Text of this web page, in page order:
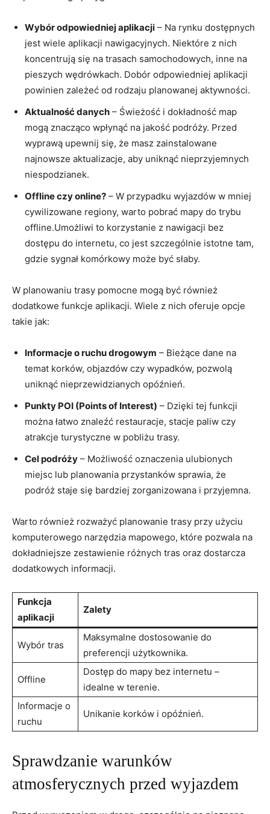
Wybór odpowiedniej aplikacji – Na rynku dostępnych
jest wiele aplikacji nawigacyjnych. Niektóre z nich
koncentrują się na trasach samochodowych, inne na
pieszych wędrówkach. Dobór odpowiedniej aplikacji
powinien zależeć od rodzaju planowanej aktywności.
Aktualność danych – Świeżość i dokładność map
mogą znacząco wpłynąć na jakość podróży. Przed
wyprawą upewnij się, że masz zainstalowane
najnowsze aktualizacje, aby uniknąć nieprzyjemnych
niespodzianek.
Offline czy online? – W przypadku wyjazdów w mniej
cywilizowane regiony, warto pobrać mapy do trybu
offline.Umożliwi to korzystanie z nawigacji bez
dostępu do internetu, co jest szczególnie istotne tam,
gdzie sygnał komórkowy może być słaby.
W planowaniu trasy pomocne mogą być również
dodatkowe funkcje aplikacji. Wiele z nich oferuje opcje
takie jak:
Informacje o ruchu drogowym – Bieżące dane na
temat korków, objazdów czy wypadków, pozwolą
uniknąć nieprzewidzianych opóźnień.
Punkty POI (Points of Interest) – Dzięki tej funkcji
można łatwo znaleźć restauracje, stacje paliw czy
atrakcje turystyczne w pobliżu trasy.
Cel podróży – Możliwość oznaczenia ulubionych
miejsc lub planowania przystanków sprawia, że
podróż staje się bardziej zorganizowana i przyjemna.
Warto również rozważyć planowanie trasy przy użyciu
komputerowego narzędzia mapowego, które pozwala na
dokładniejsze zestawienie różnych tras oraz dostarcza
dodatkowych informacji.
Funkcja
aplikacji
Zalety
Wybór tras
Maksymalne dostosowanie do
preferencji użytkownika.
Offline
Dostęp do mapy bez internetu –
idealne w terenie.
Informacje o
ruchu
Unikanie korków i opóźnień.
Sprawdzanie warunków
atmosferycznych przed wyjazdem